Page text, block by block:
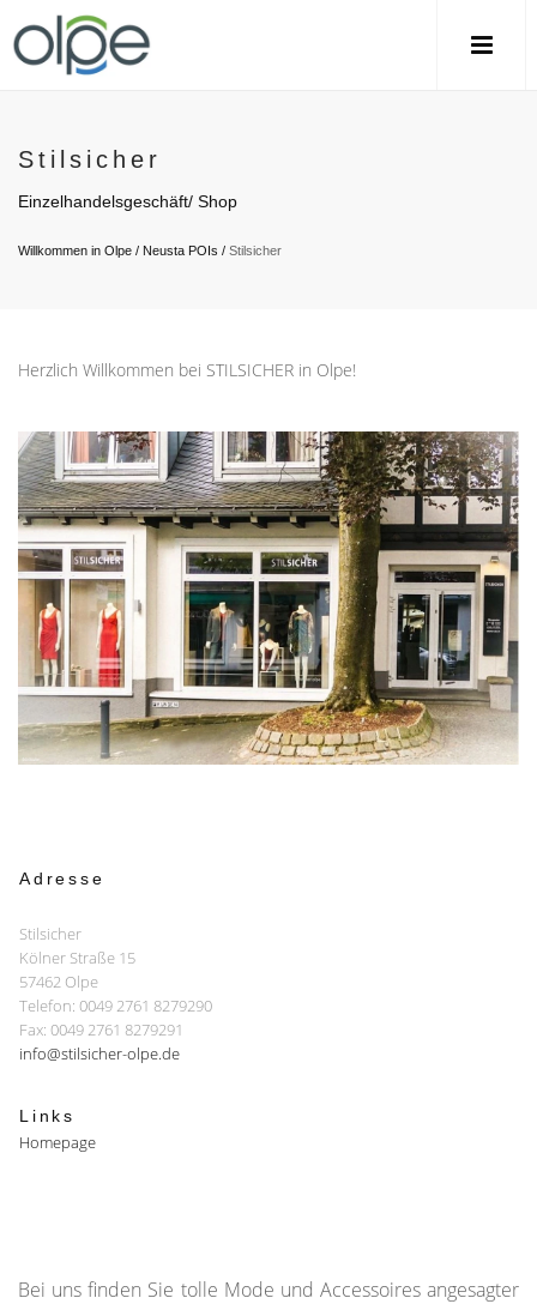
Stilsicher
Einzelhandelsgeschäft/ Shop
Willkommen in Olpe / Neusta POIs / Stilsicher
Herzlich Willkommen bei STILSICHER in Olpe!
Adresse
Stilsicher
Kölner Straße 15
57462 Olpe
Telefon: 0049 2761 8279290
Fax: 0049 2761 8279291
info@stilsicher-olpe.de
Links
Homepage
Bei uns finden Sie tolle Mode und Accessoires angesagter